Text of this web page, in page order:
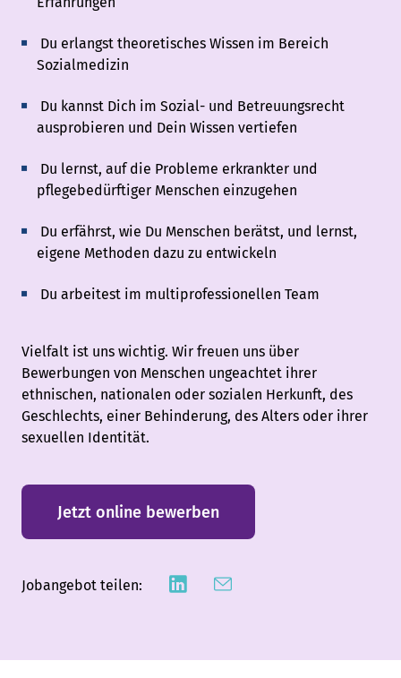
Du erlangst theoretisches Wissen im Bereich
Sozialmedizin
Du kannst Dich im Sozial- und Betreuungsrecht
ausprobieren und Dein Wissen vertiefen
Du lernst, auf die Probleme erkrankter und
pflegebedürftiger Menschen einzugehen
Du erfährst, wie Du Menschen berätst, und lernst,
eigene Methoden dazu zu entwickeln
Du arbeitest im multiprofessionellen Team
Vielfalt ist uns wichtig. Wir freuen uns über
Bewerbungen von Menschen ungeachtet ihrer
ethnischen, nationalen oder sozialen Herkunft, des
Geschlechts, einer Behinderung, des Alters oder ihrer
sexuellen Identität.
Jetzt online bewerben
Jobangebot teilen: